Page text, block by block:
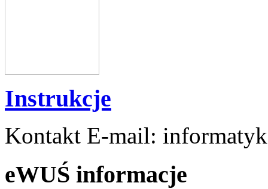
Instrukcje
Kontakt E-mail:
eWUŚ informacje